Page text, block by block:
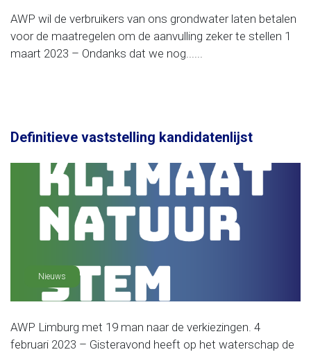
AWP wil de verbruikers van ons grondwater laten betalen
voor de maatregelen om de aanvulling zeker te stellen 1
maart 2023 – Ondanks dat we nog......
Definitieve vaststelling kandidatenlijst
Nieuws
AWP Limburg met 19 man naar de verkiezingen. 4
februari 2023 – Gisteravond heeft op het waterschap de